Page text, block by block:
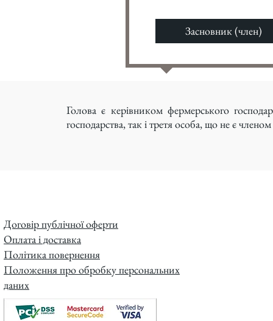
Засновник (член)
Голова є керівником фермерського
господарства, так і третя особа, що не є
Договір публічної оферти
Оплата і доставка
Політика повернення
Положення про обробку персональних
даних